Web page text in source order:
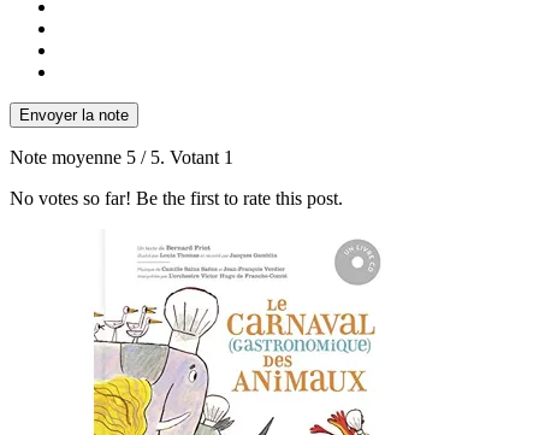
Envoyer la note
Note moyenne 5 / 5. Votant 1
No votes so far! Be the first to rate this post.